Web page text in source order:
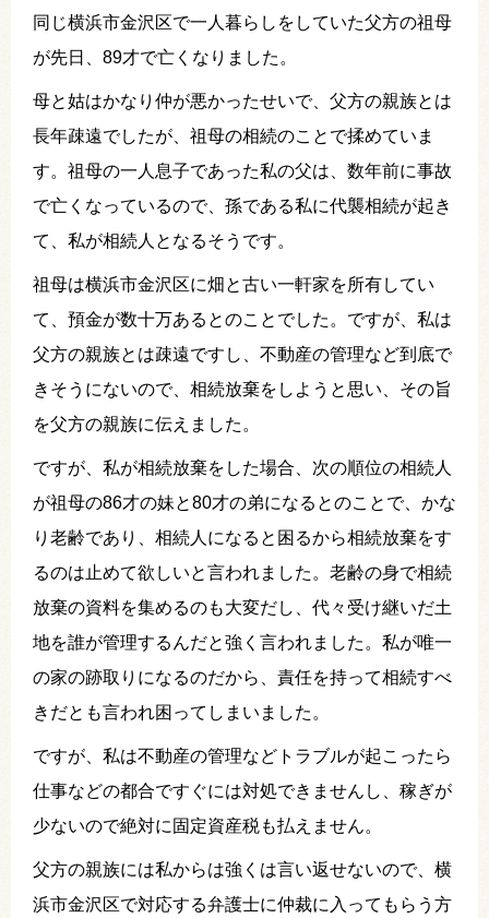
同じ横浜市金沢区で一人暮らしをしていた父方の祖母
が先日、89才で亡くなりました。
母と姑はかなり仲が悪かったせいで、父方の親族とは
長年疎遠でしたが、祖母の相続のことで揉めていま
す。祖母の一人息子であった私の父は、数年前に事故
で亡くなっているので、孫である私に代襲相続が起き
て、私が相続人となるそうです。
祖母は横浜市金沢区に畑と古い一軒家を所有してい
て、預金が数十万あるとのことでした。ですが、私は
父方の親族とは疎遠ですし、不動産の管理など到底で
きそうにないので、相続放棄をしようと思い、その旨
を父方の親族に伝えました。
ですが、私が相続放棄をした場合、次の順位の相続人
が祖母の86才の妹と80才の弟になるとのことで、かな
り老齢であり、相続人になると困るから相続放棄をす
るのは止めて欲しいと言われました。老齢の身で相続
放棄の資料を集めるのも大変だし、代々受け継いだ土
地を誰が管理するんだと強く言われました。私が唯一
の家の跡取りになるのだから、責任を持って相続すべ
きだとも言われ困ってしまいました。
ですが、私は不動産の管理などトラブルが起こったら
仕事などの都合ですぐには対処できませんし、稼ぎが
少ないので絶対に固定資産税も払えません。
父方の親族には私からは強くは言い返せないので、横
浜市金沢区で対応する弁護士に仲裁に入ってもらう方